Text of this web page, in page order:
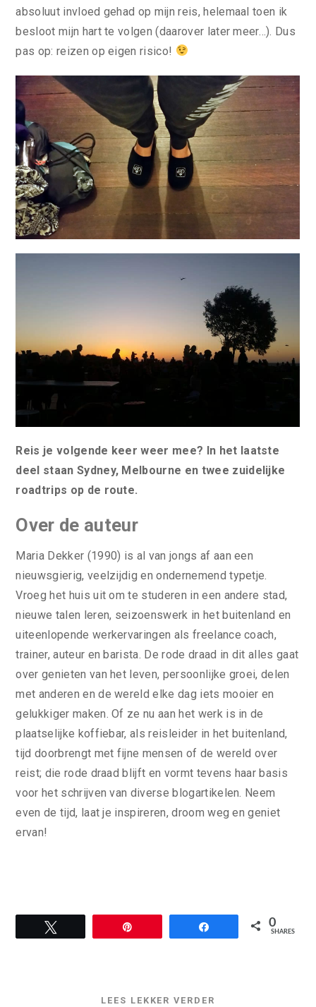
absoluut invloed gehad op mijn reis, helemaal toen ik
besloot mijn hart te volgen (daarover later meer…). Dus
pas op: reizen op eigen risico!
Reis je volgende keer weer mee? In het laatste
deel staan Sydney, Melbourne en twee zuidelijke
roadtrips op de route.
Over de auteur
Maria Dekker (1990) is al van jongs af aan een
nieuwsgierig, veelzijdig en ondernemend typetje.
Vroeg het huis uit om te studeren in een andere stad,
nieuwe talen leren, seizoenswerk in het buitenland en
uiteenlopende werkervaringen als freelance coach,
trainer, auteur en barista. De rode draad in dit alles gaat
over genieten van het leven, persoonlijke groei, delen
met anderen en de wereld elke dag iets mooier en
gelukkiger maken. Of ze nu aan het werk is in de
plaatselijke koffiebar, als reisleider in het buitenland,
tijd doorbrengt met fijne mensen of de wereld over
reist; die rode draad blijft en vormt tevens haar basis
voor het schrijven van diverse blogartikelen. Neem
even de tijd, laat je inspireren, droom weg en geniet
ervan!
0
SHARES
LEES LEKKER VERDER